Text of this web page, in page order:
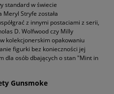
standard w świecie
Meryl Stryfe została
z innymi postaciami z serii,
D. Wolfwood czy Milly
kolekcjonerskim opakowaniu
figurki bez konieczności jej
dla osób dbających o stan "Mint in
Gunsmoke